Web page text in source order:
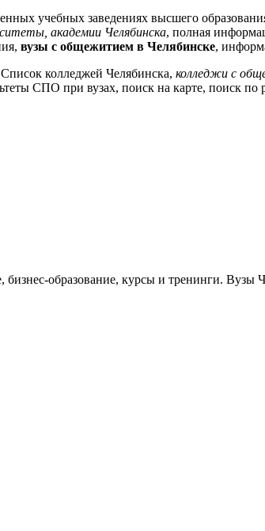
учебных заведениях высшего
академии Челябинска, полная
вузы с общежитием в Челябинске,
колледжей Челябинска, колледжи с
СПО при вузах, поиск на карте, поиск по
образование, курсы и тренинги.